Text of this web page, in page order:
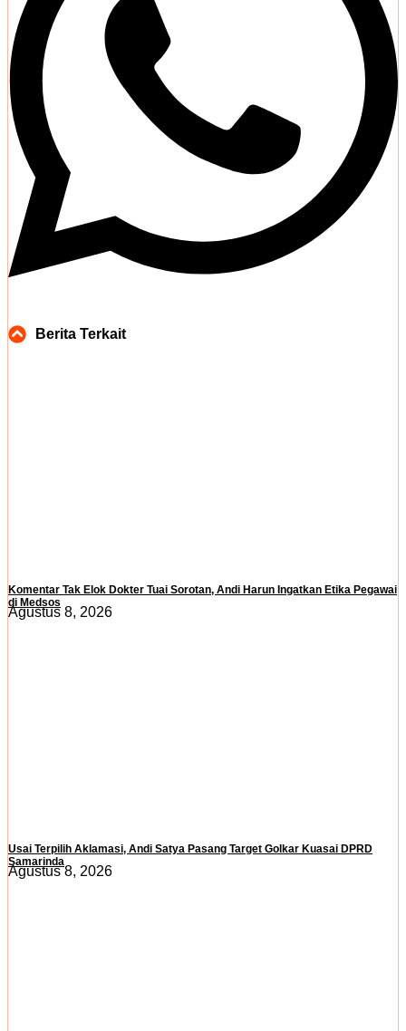
Berita Terkait
Komentar Tak Elok Dokter Tuai Sorotan, Andi Harun Ingatkan Etika Pegawai
di Medsos
Agustus 8, 2026
Usai Terpilih Aklamasi, Andi Satya Pasang Target Golkar Kuasai DPRD
Samarinda
Agustus 8, 2026